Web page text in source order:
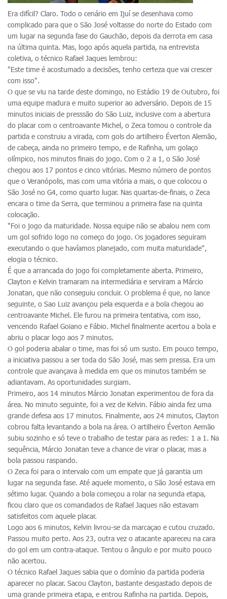
Era difícil? Claro. Todo o cenário em Ijuí se desenhava como
complicado para que o São José voltasse do norte do Estado com
um lugar na segunda fase do Gauchão, depois da derrota em casa
na última quinta. Mas, logo após aquela partida, na entrevista
coletiva, o técnico Rafael Jaques lembrou:
"Este time é acostumado a decisões, tenho certeza que vai crescer
com isso".
O que se viu na tarde deste domingo, no Estádio 19 de Outubro, foi
uma equipe madura e muito superior ao adversário. Depois de 15
minutos iniciais de presssão do São Luiz, inclusive com a abertura
do placar com o centroavante Michel, o Zeca tomou o controle da
partida e construiu a virada, com gols do artilheiro Éverton Alemão,
de cabeça, ainda no primeiro tempo, e de Rafinha, um golaço
olímpico, nos minutos finais do jogo. Com o 2 a 1, o São José
chegou aos 17 pontos e cinco vitórias. Mesmo número de pontos
que o Veranópolis, mas com uma vitória a mais, o que colocou o
São José no G4, como quarto lugar. Nas quartas-de-finais, o Zeca
encara o time da Serra, que terminou a primeira fase na quinta
colocação.
"Foi o jogo da maturidade. Nossa equipe não se abalou nem com
um gol sofrido logo no começo do jogo. Os jogadores seguiram
executando o que havíamos planejado, com muita maturidade",
elogia o técnico.
É que a arrancada do jogo foi completamente aberta. Primeiro,
Clayton e Kelvin tramaram na intermediária e serviram a Márcio
Jonatan, que não conseguiu concluir. O problema é que, no lance
seguinte, o Sao Luiz avançou pela esquerda e a bola chegou ao
centroavante Michel. Ele furou na primeira tentativa, com isso,
vencendo Rafael Goiano e Fábio. Michel finalmente acertou a bola e
abriu o placar logo aos 7 minutos.
O gol poderia abalar o time, mas foi só um susto. Em pouco tempo,
a iniciativa passou a ser toda do São José, mas sem pressa. Era um
controle que avançava à medida em que os minutos também se
adiantavam. As oportunidades surgiam.
Primeiro, aos 14 minutos Márcio Jonatan experimentou de fora da
área. No minuto seguinte, foi a vez de Kelvin. Fábio ainda fez uma
grande defesa aos 17 minutos. Finalmente, aos 24 minutos, Clayton
cobrou falta levantando a bola na área. O artilheiro Éverton Aemão
subiu sozinho e só teve o trabalho de testar para as redes: 1 a 1. Na
sequência, Márcio Jonatan teve a chance de virar o placar, mas a
bola passou raspando.
O Zeca foi para o intervalo com um empate que já garantia um
lugar na segunda fase. Até aquele momento, o São José estava em
sétimo lugar. Quando a bola começou a rolar na segunda etapa,
ficou claro que os comandados de Rafael Jaques não estavam
satisfeitos com aquele placar.
Logo aos 6 minutos, Kelvin livrou-se da marcaçao e cutou cruzado.
Passou muito perto. Aos 23, outra vez o atacante apareceu na cara
do gol em um contra-ataque. Tentou o ângulo e por muito pouco
não acertou.
O técnico Rafael Jaques sabia que o domínio da partida poderia
aparecer no placar. Sacou Clayton, bastante desgastado depois de
uma grande primeira etapa, e entrou Rafinha na partida. Depois,